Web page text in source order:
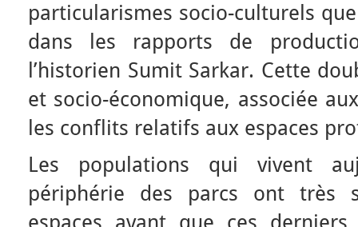
particularismes socio-culturels
dans les rapports de
l’historien Sumit Sarkar. Cette
et socio-économique, associée
les conflits relatifs aux espaces
Les populations qui vivent
périphérie des parcs ont très
espaces avant que ces